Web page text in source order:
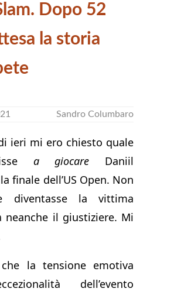
Dopo 52
la storia
Sandro Columbaro
ieri mi ero chiesto quale
a giocare Daniil
finale dell’US Open. Non
diventasse la vittima
neanche il giustiziere. Mi
la tensione emotiva
dell’evento